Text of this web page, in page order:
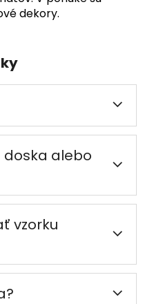
dekory.
doska alebo
vzorku